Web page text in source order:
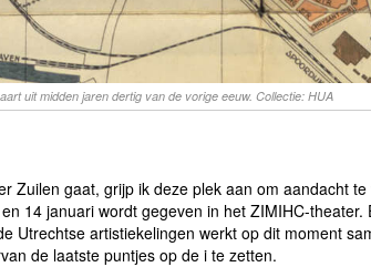
uit midden jaren dertig van de vorige eeuw. Collectie: HUA
Zuilen gaat, grijp ik deze plek aan om aandacht
14 januari wordt gegeven in het ZIMIHC-theater.
Utrechtse artistiekelingen werkt op dit moment
de laatste puntjes op de i te zetten.